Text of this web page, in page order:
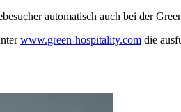
automatisch auch bei der
www.green-hospitality.com die